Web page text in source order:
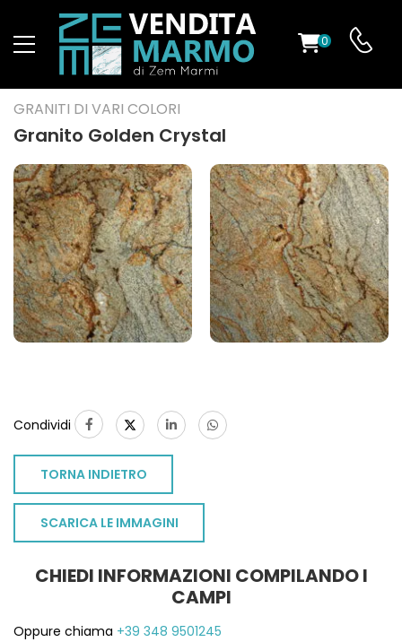
0
GRANITI DI VARI COLORI
Granito Golden Crystal
Condividi
TORNA INDIETRO
SCARICA LE IMMAGINI
CHIEDI INFORMAZIONI COMPILANDO I
CAMPI
Oppure chiama +39 348 9501245